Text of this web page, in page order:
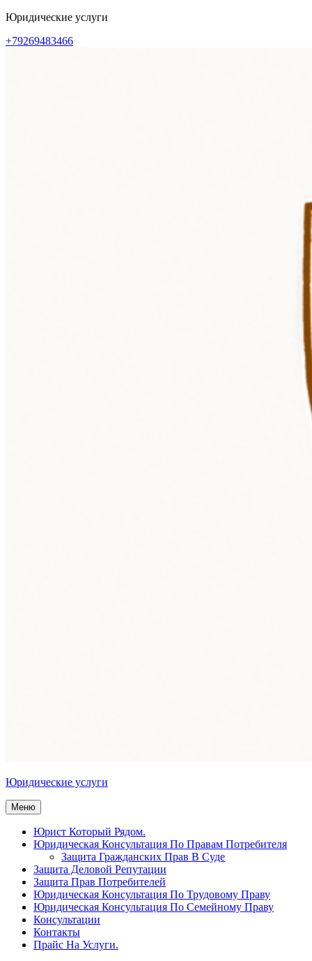
Перейти
содержимому
Юридические услуги
+79269483466
Юридические услуги
Меню
Юрист Который Рядом.
Юридическая Консультация По Правам Потребителя
Защита Гражданских Прав В Суде
Защита Деловой Репутации
Защита Прав Потребителей
Юридическая Консультация По Трудовому Праву
Юридическая Консультация По Семейному Праву
Консультации
Контакты
Прайс На Услуги.